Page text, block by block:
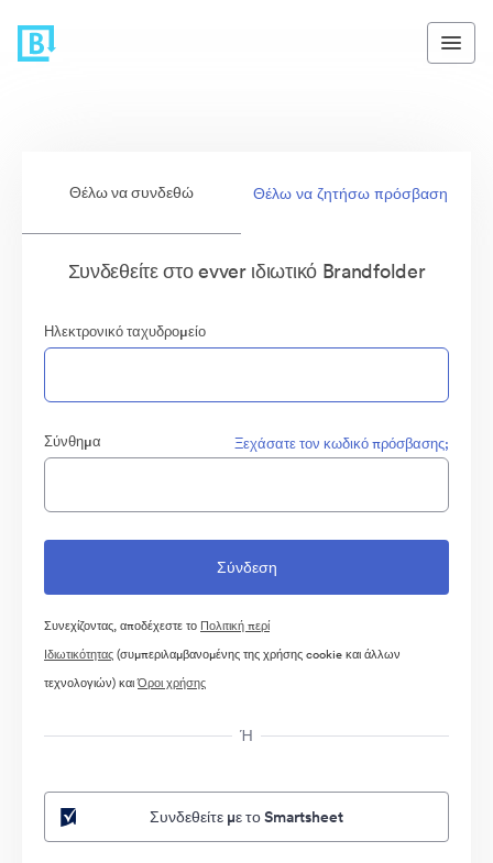
Θέλω να συνδεθώ Θέλω να ζητήσω πρόσβαση
Συνδεθείτε στο evver ιδιωτικό Brandfolder
Ηλεκτρονικό ταχυδρομείο
Σύνθημα Ξεχάσατε τον κωδικό πρόσβασης;
Συνεχίζοντας, αποδέχεστε το Πολιτική περί
Ιδιωτικότητας(συμπεριλαμβανομένης της χρήσης cookie και άλλων
τεχνολογιών) καιΌροι χρήσης
Ή
Συνδεθείτε με το Smartsheet